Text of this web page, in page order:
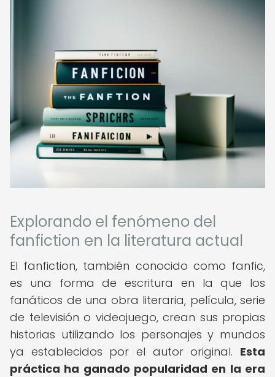
Explorando el fenómeno del
fanfiction en la literatura actual
El fanfiction, también conocido como fanfic,
es una forma de escritura en la que los
fanáticos de una obra literaria, película, serie
de televisión o videojuego, crean sus propias
historias utilizando los personajes y mundos
ya establecidos por el autor original. Esta
práctica ha ganado popularidad en la era